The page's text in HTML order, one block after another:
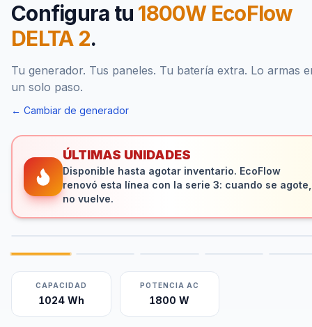
Configura tu 1800W EcoFlow
DELTA 2.
Tu generador. Tus paneles. Tu batería extra. Lo armas
un solo paso.
← Cambiar de generador
ÚLTIMAS UNIDADES
Disponible hasta agotar inventario. EcoFlow
renovó esta línea con la serie 3: cuando se agote,
no vuelve.
CAPACIDAD
1024 Wh
POTENCIA AC
1800 W
con el
botón
al
págalos
juntos.
productos